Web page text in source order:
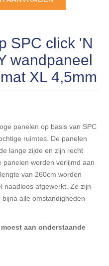
pine vulcan concept
outdoor® made by
® weersbestendige
laminaat &
laminaat & lamel en
SPC vinyl vloeren
SPC click 'N
wandpaneel
XL 4,5mm
panelen op basis van SPC
ruimtes. De panelen
lange zijde en zijn recht
worden verlijmd aan
van 260cm worden
naadloos afgewerkt. Ze zijn
alle omstandigheden
aan onderstaande